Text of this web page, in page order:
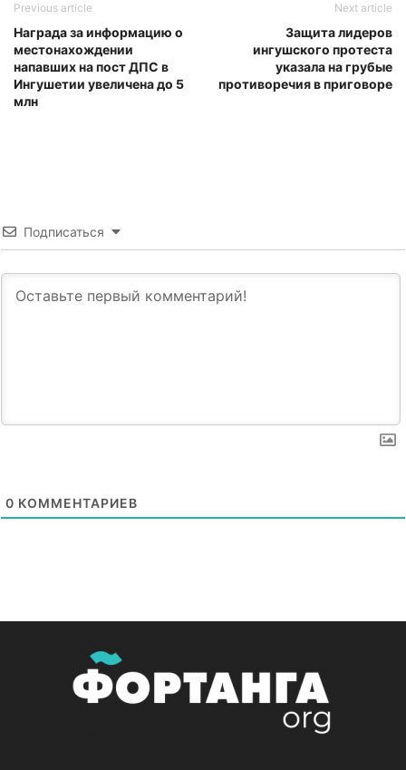
Previous article
Награда за информацию о
местонахождении
напавших на пост ДПС в
Ингушетии увеличена до 5
млн
Next article
Защита лидеров
ингушского протеста
указала на грубые
противоречия в приговоре
Подписаться
0 КОММЕНТАРИЕВ